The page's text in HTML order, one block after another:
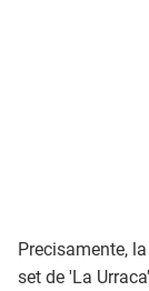
Precisamente,
set de 'La